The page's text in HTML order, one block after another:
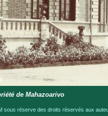
de Mahazoarivo
sous réserve des droits réservés aux